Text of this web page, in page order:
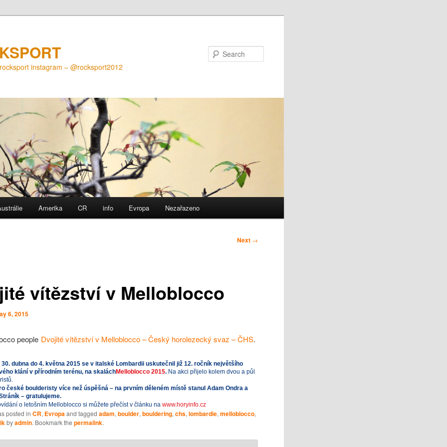
instagram – @rocksport2012
Amerika CR info Evropa Nezařazeno
Next →
vítězství v Melloblocco
6, 2015
Dvojité vítězství v Melloblocco – Český horolezecký svaz – ČHS.
30. dubna do 4. května 2015 se v italské Lombardii uskutečnil již 12. ročník největšího
klání v přírodním terénu, na skaláchMelloblocco 2015. Na akci přijelo kolem dvou a půl
české boulderisty více než úspěšná – na prvním děleném místě stanul Adam Ondra a
– gratulujeme.
o letošním Melloblocco si můžete přečíst v článku nawww.horyinfo.cz
posted inCR, Evropaand taggedadam,boulder,bouldering,chs,lombardie,melloblocco,
byadmin. Bookmark thepermalink.